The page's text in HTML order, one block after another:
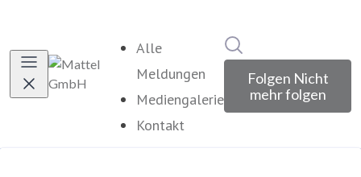
Alle
Meldungen
Mediengalerie
Kontakt
Folgen Nicht
mehr folgen